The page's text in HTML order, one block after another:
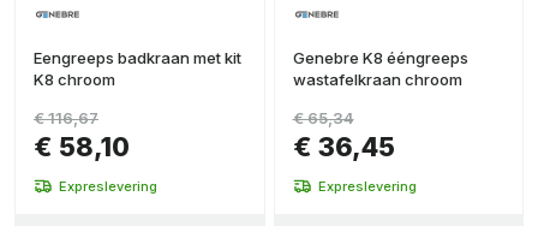
Eengreeps badkraan met kit
K8 chroom
€ 58,10
€ 116,67
Expreslevering
Genebre K8 ééngreeps
wastafelkraan chroom
€ 36,45
€ 65,34
Expreslevering